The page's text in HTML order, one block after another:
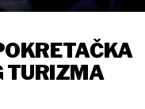
TURIZMA